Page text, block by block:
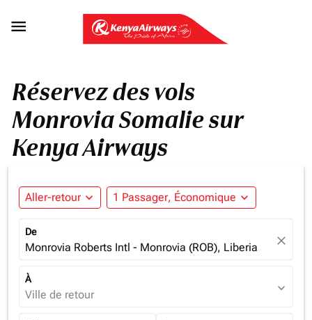

Réservez des vols
Monrovia Somalie sur
Kenya Airways
Aller-retour expand_more 1 Passager, Économique expand_more
De
Monrovia Roberts Intl - Monrovia (ROB), Liberia close
À
Ville de retour expand_more